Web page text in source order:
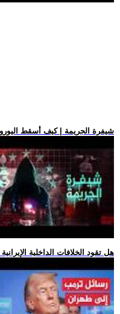
.. شيفرة الجريمة | كيف أسقط
.. هل تقود الخلافات الداخلية